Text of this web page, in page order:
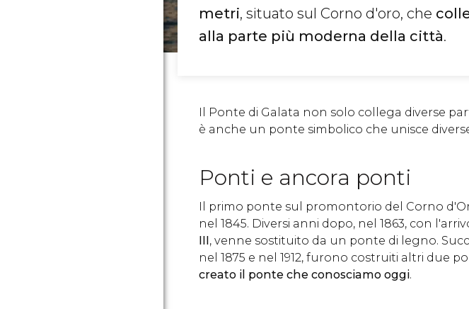
metri, situato sul Corno d'oro, che
alla parte più moderna della città.
Il Ponte di Galata non solo collega diverse
è anche un ponte simbolico che unisce
Ponti e ancora ponti
Il primo ponte sul promontorio del Corno
nel 1845. Diversi anni dopo, nel 1863, con
III, venne sostituito da un ponte di legno.
nel 1875 e nel 1912, furono costruiti altri due
creato il ponte che conosciamo oggi.